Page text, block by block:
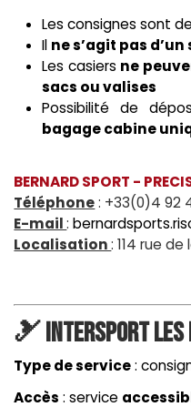
​Les consignes sont
Il ne s’agit pas
​Les casiers ne
sacs ou valises
​Possibilité de
bagage cabine
BERNARD SPORT -
Téléphone: +33(0)4 92
E-mail:
Localisation: 114 rue
🎿 Intersport Les
Type de service:
Accès : service